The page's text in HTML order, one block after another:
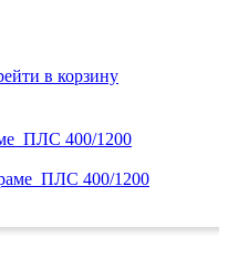
в корзину
ПЛС 400/1200